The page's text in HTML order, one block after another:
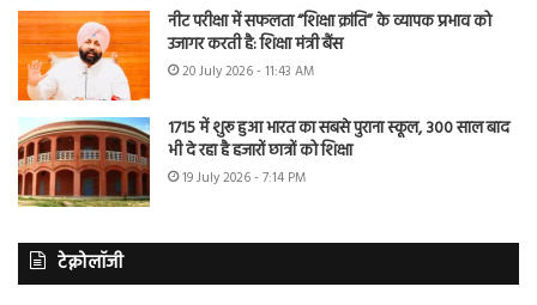
नीट परीक्षा में सफलता “शिक्षा क्रांति” के व्यापक प्रभाव को
उजागर करती है: शिक्षा मंत्री बैंस
20 July 2026 - 11:43 AM
1715 में शुरू हुआ भारत का सबसे पुराना स्कूल, 300 साल बाद
भी दे रहा है हजारों छात्रों को शिक्षा
19 July 2026 - 7:14 PM
टेक्नोलॉजी